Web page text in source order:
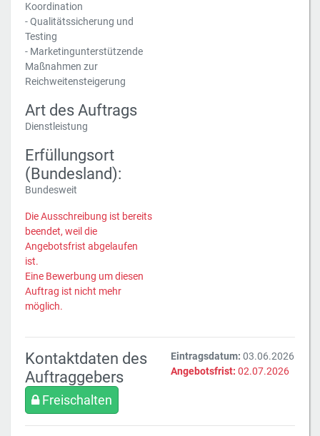
Koordination
­- Qualitätssicherung und
Testing
­- Marketingunterstützende
Maßnahmen zur
Reichweitensteigerung
Art des Auftrags
Dienstleistung
Erfüllungsort
(Bundesland):
Bundesweit
Die Ausschreibung ist bereits
beendet, weil die
Angebotsfrist abgelaufen
ist.
Eine Bewerbung um diesen
Auftrag ist nicht mehr
möglich.
Kontaktdaten des
Auftraggebers
Freischalten
Eintragsdatum: 03.06.2026
Angebotsfrist: 02.07.2026